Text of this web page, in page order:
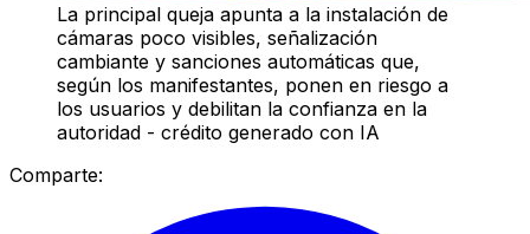
La principal queja apunta a la instalación de
cámaras poco visibles, señalización
cambiante y sanciones automáticas que,
según los manifestantes, ponen en riesgo a
los usuarios y debilitan la confianza en la
autoridad - crédito generado con IA
Comparte: